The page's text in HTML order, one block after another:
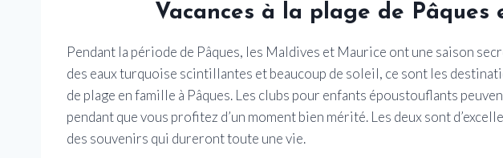
Vacances à la plage de Pâques
Pendant la période de Pâques, les Maldives et Maurice ont une saison
des eaux turquoise scintillantes et beaucoup de soleil, ce sont les
de plage en famille à Pâques. Les clubs pour enfants époustouflants
pendant que vous profitez d’un moment bien mérité. Les deux sont
des souvenirs qui dureront toute une vie.